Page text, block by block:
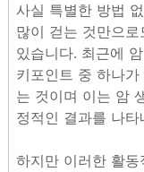
사실 특별한 방법
많이 걷는 것만으
있습니다. 최근에
키포인트 중 하나
는 것이며 이는 암
정적인 결과를 나
하지만 이러한 활